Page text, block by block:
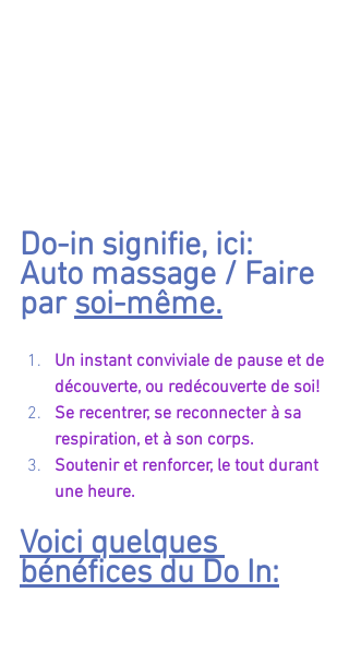
Do-in signifie, ici:
Auto massage / Faire
par soi-même.
Un instant conviviale de pause et de
découverte, ou redécouverte de soi!
Se recentrer, se reconnecter à sa
respiration, et à son corps.
Soutenir et renforcer, le tout durant
une heure.
Voici quelques
bénéfices du Do In: